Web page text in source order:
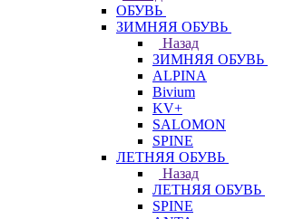
ОБУВЬ
ЗИМНЯЯ ОБУВЬ
Назад
ЗИМНЯЯ ОБУВЬ
ALPINA
Bivium
KV+
SALOMON
SPINE
ЛЕТНЯЯ ОБУВЬ
Назад
ЛЕТНЯЯ ОБУВЬ
SPINE